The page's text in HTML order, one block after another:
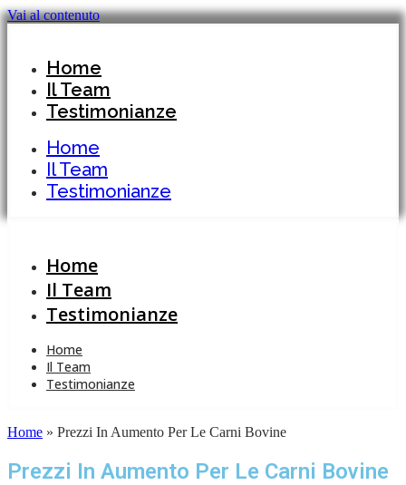
Vai al contenuto
Home
Il Team
Testimonianze
Home
Il Team
Testimonianze
Home
Il Team
Testimonianze
Home
Il Team
Testimonianze
Home » Prezzi In Aumento Per Le Carni Bovine
Prezzi In Aumento Per Le Carni Bovine